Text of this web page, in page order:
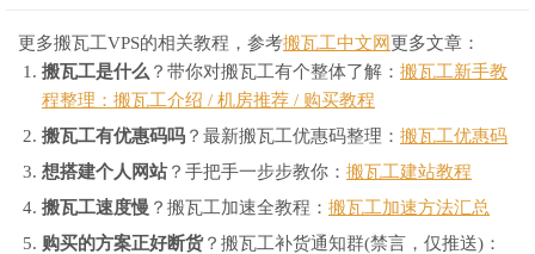
更多搬瓦工VPS的相关教程，参考搬瓦工中文网 更多文章：
搬瓦工是什么 ？带你对搬瓦工有个整体了解： 搬瓦工新手教
程整理：搬瓦工介绍 / 机房推荐 / 购买教程
搬瓦工有优惠码吗 ？最新搬瓦工优惠码整理： 搬瓦工优惠码
想搭建个人网站？手把手一步步教你： 搬瓦工建站教程
搬瓦工速度慢 ？搬瓦工加速全教程： 搬瓦工加速方法汇总
购买的方案正好断货？搬瓦工补货通知群(禁言，仅推送)：